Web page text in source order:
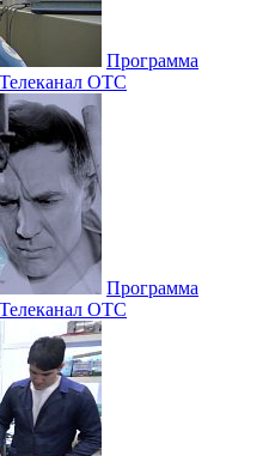
Программа
ОТС
Программа
ОТС